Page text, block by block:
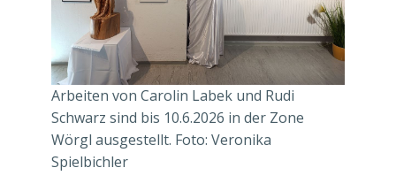
Arbeiten von Carolin Labek und Rudi
Schwarz sind bis 10.6.2026 in der Zone
Wörgl ausgestellt. Foto: Veronika
Spielbichler